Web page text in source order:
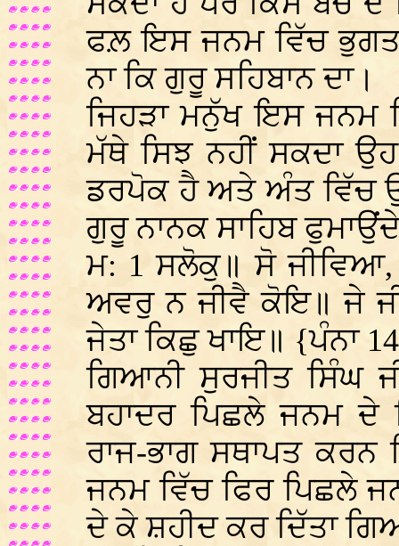
ਫਲ਼ ਇਸ ਜਨਮ ਵਿੱਚ
ਨਾ ਕਿ ਗੁਰੂ ਸਹਿਬਾਨ ਦਾ।
ਜਿਹੜਾ ਮਨੁੱਖ ਇਸ
ਮੱਥੇ ਸਿਝ ਨਹੀਂ ਸਕਦਾ
ਡਰਪੋਕ ਹੈ ਅਤੇ ਅੰਤ ਵਿੱਚ
ਗੁਰੂ ਨਾਨਕ ਸਾਹਿਬ
ਮ: 1 ਸਲੋਕੁ॥ ਸੋ
ਅਵਰੁ ਨ ਜੀਵੈ ਕੋਇ॥ ਜੇ
ਜੇਤਾ ਕਿਛੁ ਖਾਇ॥ {ਪੰਨਾ
ਗਿਆਨੀ ਸੁਰਜੀਤ ਸਿੰਘ
ਬਹਾਦਰ ਪਿਛਲੇ ਜਨਮ ਦੇ
ਰਾਜ-ਭਾਗ ਸਥਾਪਤ
ਜਨਮ ਵਿੱਚ ਫਿਰ ਪਿਛਲੇ
ਦੇ ਕੇ ਸ਼ਹੀਦ ਕਰ ਦਿੱਤਾ